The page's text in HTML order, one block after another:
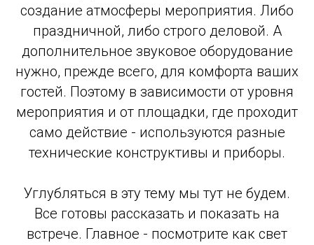
создание атмосферы мероприятия. Либо
праздничной, либо строго деловой. А
дополнительное звуковое оборудование
нужно, прежде всего, для комфорта ваших
гостей. Поэтому в зависимости от уровня
мероприятия и от площадки, где проходит
само действие - используются разные
технические конструктивы и приборы.
Углубляться в эту тему мы тут не будем.
Все готовы рассказать и показать на
встрече. Главное - посмотрите как свет